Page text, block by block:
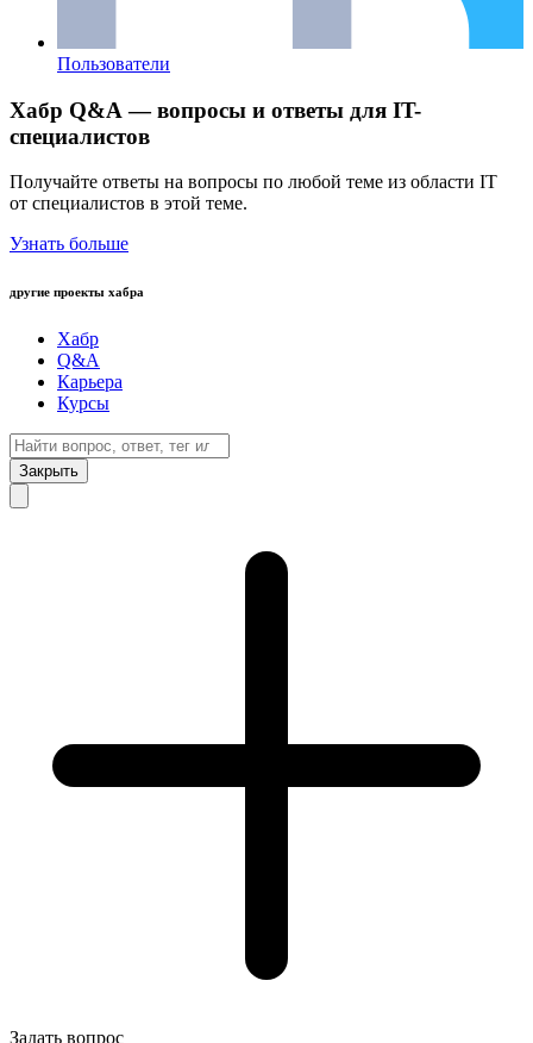
Пользователи
Хабр Q&A — вопросы и ответы для IT-
специалистов
Получайте ответы на вопросы по любой теме из области IT
от специалистов в этой теме.
Узнать больше
другие проекты хабра
Хабр
Q&A
Карьера
Курсы
Закрыть
Задать вопрос